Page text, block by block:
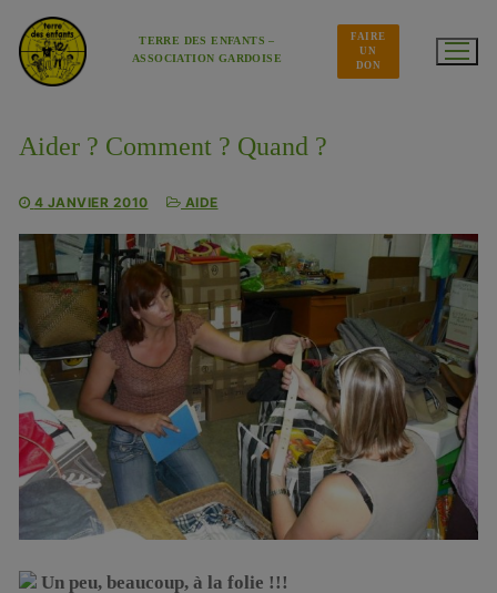
contenu
TERRE DES ENFANTS –
ASSOCIATION GARDOISE
FAIRE
UN
DON
Aider ? Comment ? Quand ?
4 JANVIER 2010 AIDE
Un peu, beaucoup, à la folie !!!